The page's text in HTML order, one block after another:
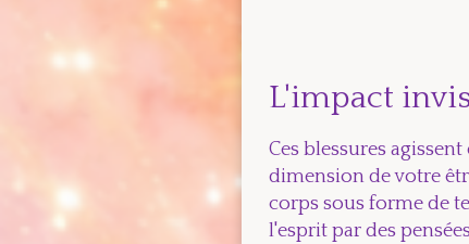
L'impact
Ces blessures
dimension de votre
corps sous forme de
l'esprit par des